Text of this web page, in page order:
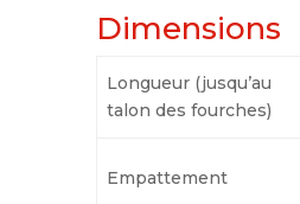
Dimensions
Longueur (jusqu’au
talon des fourches)
Empattement